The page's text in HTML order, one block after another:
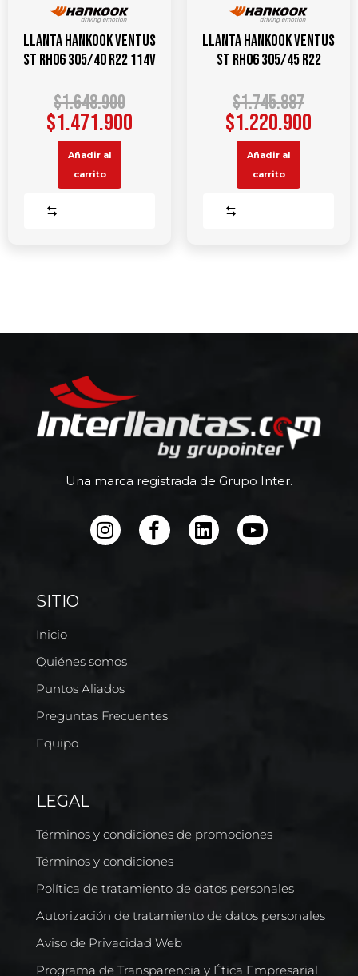
Llanta HANKOOK Ventus
ST RH06 305/40 R22 114V
$1.648.900
$1.471.900
Añadir al
carrito
Llanta HANKOOK Ventus
ST RH06 305/45 R22
$1.745.887
$1.220.900
Añadir al
carrito
Una marca registrada de Grupo Inter.
SITIO
Inicio
Quiénes somos
Puntos Aliados
Preguntas Frecuentes
Equipo
LEGAL
Términos y condiciones de promociones
Términos y condiciones
Política de tratamiento de datos personales
Autorización de tratamiento de datos personales
Aviso de Privacidad Web
Programa de Transparencia y Ética Empresarial